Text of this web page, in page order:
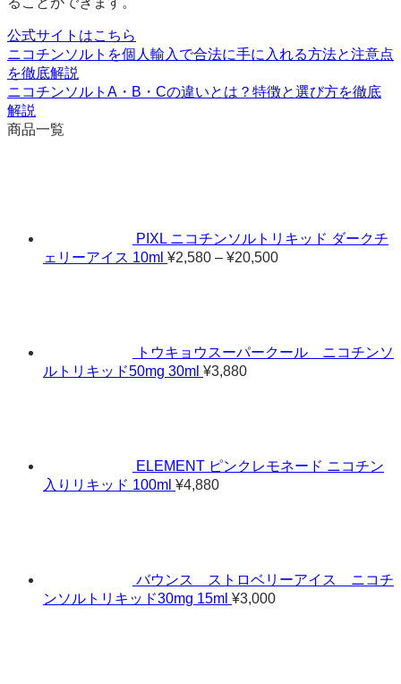
公式サイトはこちら
ニコチンソルトを個人輸入で合法に手に入れる方法と注意点
を徹底解説
ニコチンソルトA・B・Cの違いとは？特徴と選び方を徹底
解説
商品一覧
PIXL ニコチンソルトリキッド ダークチ
ェリーアイス 10ml ¥2,580 – ¥20,500価
¥20,500
トウキョウスーパークール ニコチンソ
ルトリキッド50mg 30ml ¥3,880
ELEMENT ピンクレモネード ニコチン
入りリキッド 100ml ¥4,880
バウンス ストロベリーアイス ニコチ
ンソルトリキッド30mg 15ml ¥3,000